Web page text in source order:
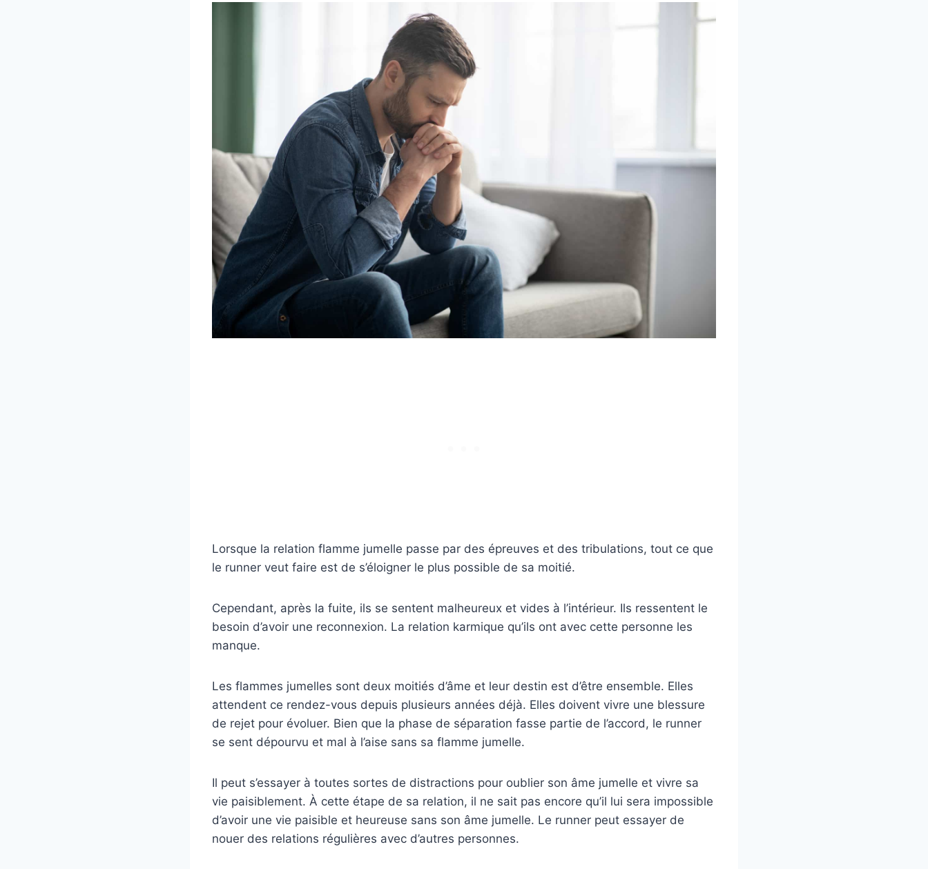
Lorsque la relation flamme jumelle passe par des épreuves et des tribulations, tout ce que
le runner veut faire est de s’éloigner le plus possible de sa moitié.
Cependant, après la fuite, ils se sentent malheureux et vides à l’intérieur. Ils ressentent le
besoin d’avoir une reconnexion. La relation karmique qu’ils ont avec cette personne les
manque.
Les flammes jumelles sont deux moitiés d’âme et leur destin est d’être ensemble. Elles
attendent ce rendez-vous depuis plusieurs années déjà. Elles doivent vivre une blessure
de rejet pour évoluer. Bien que la phase de séparation fasse partie de l’accord, le runner
se sent dépourvu et mal à l’aise sans sa flamme jumelle.
Il peut s’essayer à toutes sortes de distractions pour oublier son âme jumelle et vivre sa
vie paisiblement. À cette étape de sa relation, il ne sait pas encore qu’il lui sera impossible
d’avoir une vie paisible et heureuse sans son âme jumelle. Le runner peut essayer de
nouer des relations régulières avec d’autres personnes.